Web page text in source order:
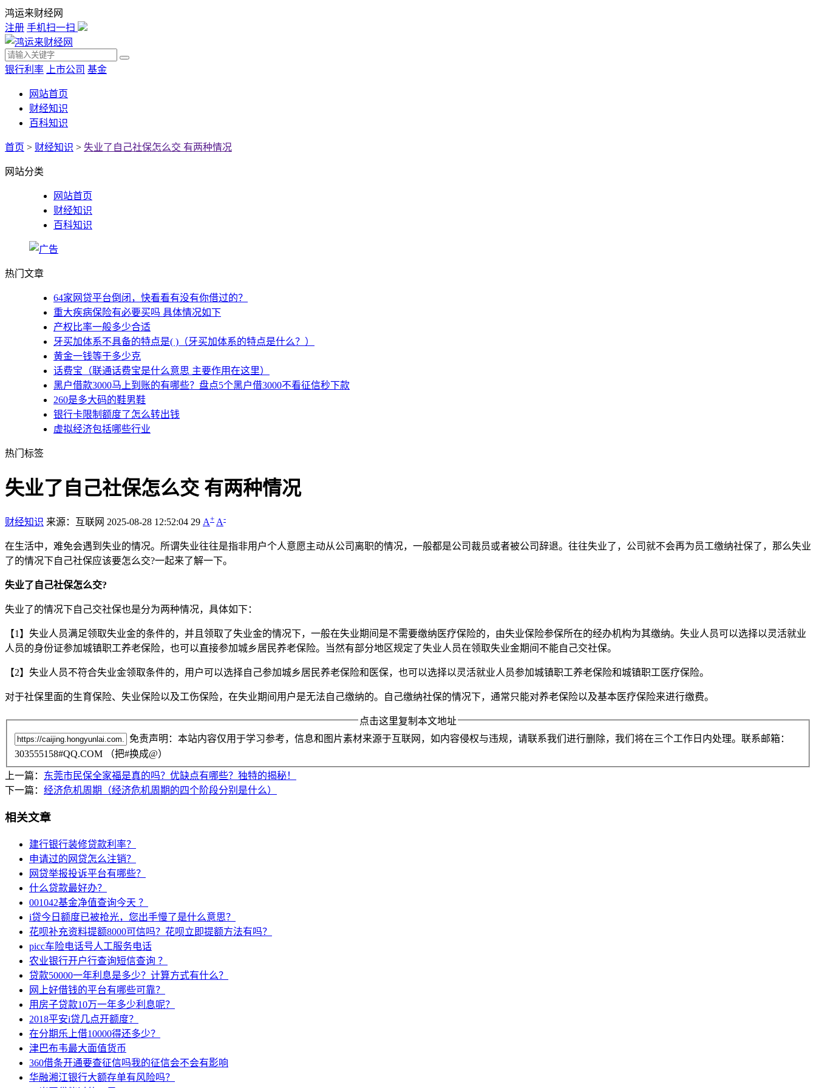
鸿运来财经网
注册 手机扫一扫
银行利率 上市公司 基金
网站首页
财经知识
百科知识
首页 > 财经知识 > 失业了自己社保怎么交 有两种情况
网站分类
网站首页
财经知识
百科知识
热门文章
64家网贷平台倒闭，快看看有没有你借过的？
重大疾病保险有必要买吗 具体情况如下
产权比率一般多少合适
牙买加体系不具备的特点是( )（牙买加体系的特点是什么？）
黄金一钱等于多少克
话费宝（联通话费宝是什么意思 主要作用在这里）
黑户借款3000马上到账的有哪些？盘点5个黑户借3000不看征信秒下款
260是多大码的鞋男鞋
银行卡限制额度了怎么转出钱
虚拟经济包括哪些行业
热门标签
失业了自己社保怎么交 有两种情况
财经知识 来源：互联网 2025-08-28 12:52:04 29 A+ A-
在生活中，难免会遇到失业的情况。所谓失业往往是指非用户个人意愿主动从公司离职的情况，一般都是公司裁员或者被公司辞退。往往失业了，公司就不会再为员工缴纳社保了，那么失业
了的情况下自己社保应该要怎么交?一起来了解一下。
失业了自己社保怎么交?
失业了的情况下自己交社保也是分为两种情况，具体如下：
【1】失业人员满足领取失业金的条件的，并且领取了失业金的情况下，一般在失业期间是不需要缴纳医疗保险的，由失业保险参保所在的经办机构为其缴纳。失业人员可以选择以灵活就业
人员的身份证参加城镇职工养老保险，也可以直接参加城乡居民养老保险。当然有部分地区规定了失业人员在领取失业金期间不能自己交社保。
【2】失业人员不符合失业金领取条件的，用户可以选择自己参加城乡居民养老保险和医保，也可以选择以灵活就业人员参加城镇职工养老保险和城镇职工医疗保险。
对于社保里面的生育保险、失业保险以及工伤保险，在失业期间用户是无法自己缴纳的。自己缴纳社保的情况下，通常只能对养老保险以及基本医疗保险来进行缴费。
点击这里复制本文地址
免责声明：本站内容仅用于学习参考，信息和图片素材来源于互联网，如内容侵权与违规，请联系我们进行删除，我们将在三个工作日内处理。联系邮箱：
303555158#QQ.COM （把#换成@）
上一篇： 东莞市民保全家福是真的吗？优缺点有哪些？独特的揭秘！
下一篇： 经济危机周期（经济危机周期的四个阶段分别是什么）
相关文章
建行银行装修贷款利率？
申请过的网贷怎么注销？
网贷举报投诉平台有哪些？
什么贷款最好办？
001042基金净值查询今天 ？
i贷今日额度已被抢光，您出手慢了是什么意思？
花呗补充资料提额8000可信吗？花呗立即提额方法有吗？
picc车险电话号人工服务电话
农业银行开户行查询短信查询 ？
贷款50000一年利息是多少？计算方式有什么？
网上好借钱的平台有哪些可靠？
用房子贷款10万一年多少利息呢？
2018平安i贷几点开额度？
在分期乐上借10000得还多少？
津巴布韦最大面值货币
360借条开通要查征信吗我的征信会不会有影响
华融湘江银行大额存单有风险吗？